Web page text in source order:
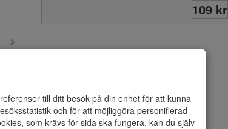
109 kr
till ditt besök på din enhet för att kunna
och för att möjliggöra personifierad
som krävs för sida ska fungera, kan du själv